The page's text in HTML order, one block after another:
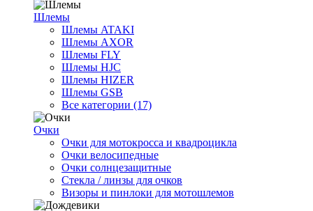
Шлемы
Шлемы ATAKI
Шлемы AXOR
Шлемы FLY
Шлемы HJC
Шлемы HIZER
Шлемы GSB
Все категории (17)
Очки
Очки для мотокросса и квадроцикла
Очки велосипедные
Очки солнцезащитные
Стекла / линзы для очков
Визоры и пинлоки для мотошлемов